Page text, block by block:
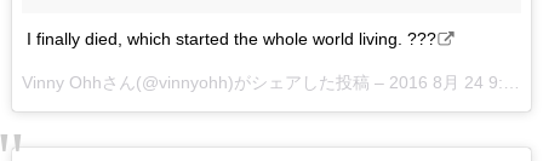
I finally died, which started the whole world living. ???
Vinny Ohhさん(@vinnyohh)がシェアした投稿 – 2016 8月 24 9:45午後 PDT